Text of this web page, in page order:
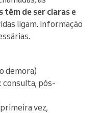
têm de ser claras e
ligam. Informação
demora)
consulta, pós-
vez,